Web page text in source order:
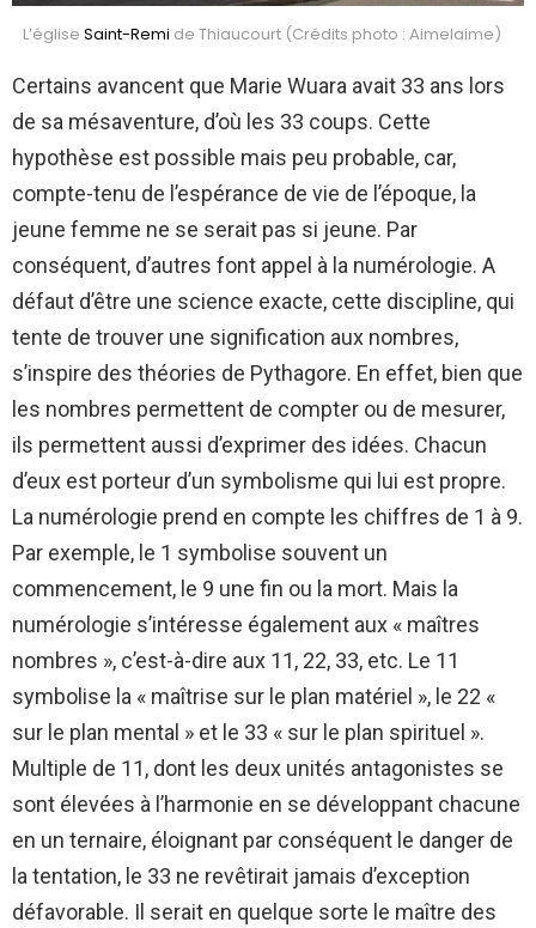
L’église Saint-Remi de Thiaucourt (Crédits photo : Aimelaime)
Certains avancent que Marie Wuara avait 33 ans lors
de sa mésaventure, d’où les 33 coups. Cette
hypothèse est possible mais peu probable, car,
compte-tenu de l’espérance de vie de l’époque, la
jeune femme ne se serait pas si jeune. Par
conséquent, d’autres font appel à la numérologie. A
défaut d’être une science exacte, cette discipline, qui
tente de trouver une signification aux nombres,
s’inspire des théories de Pythagore. En effet, bien que
les nombres permettent de compter ou de mesurer,
ils permettent aussi d’exprimer des idées. Chacun
d’eux est porteur d’un symbolisme qui lui est propre.
La numérologie prend en compte les chiffres de 1 à 9.
Par exemple, le 1 symbolise souvent un
commencement, le 9 une fin ou la mort. Mais la
numérologie s’intéresse également aux « maîtres
nombres », c’est-à-dire aux 11, 22, 33, etc. Le 11
symbolise la « maîtrise sur le plan matériel », le 22 «
sur le plan mental » et le 33 « sur le plan spirituel ».
Multiple de 11, dont les deux unités antagonistes se
sont élevées à l’harmonie en se développant chacune
en un ternaire, éloignant par conséquent le danger de
la tentation, le 33 ne revêtirait jamais d’exception
défavorable. Il serait en quelque sorte le maître des